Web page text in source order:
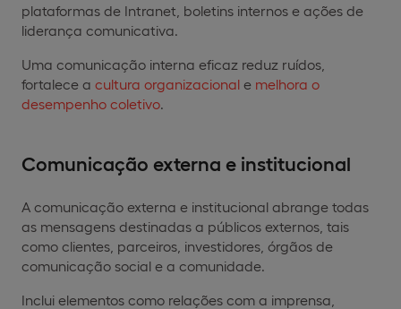
plataformas de Intranet, boletins internos e ações de
liderança comunicativa.
Uma comunicação interna eficaz reduz ruídos,
fortalece a cultura organizacional e melhora o
desempenho coletivo
Comunicação externa e institucional
A comunicação externa e institucional abrange todas
as mensagens destinadas a públicos externos, tais
como clientes, parceiros, investidores, órgãos de
comunicação social e a comunidade.
Inclui elementos como relações com a imprensa,